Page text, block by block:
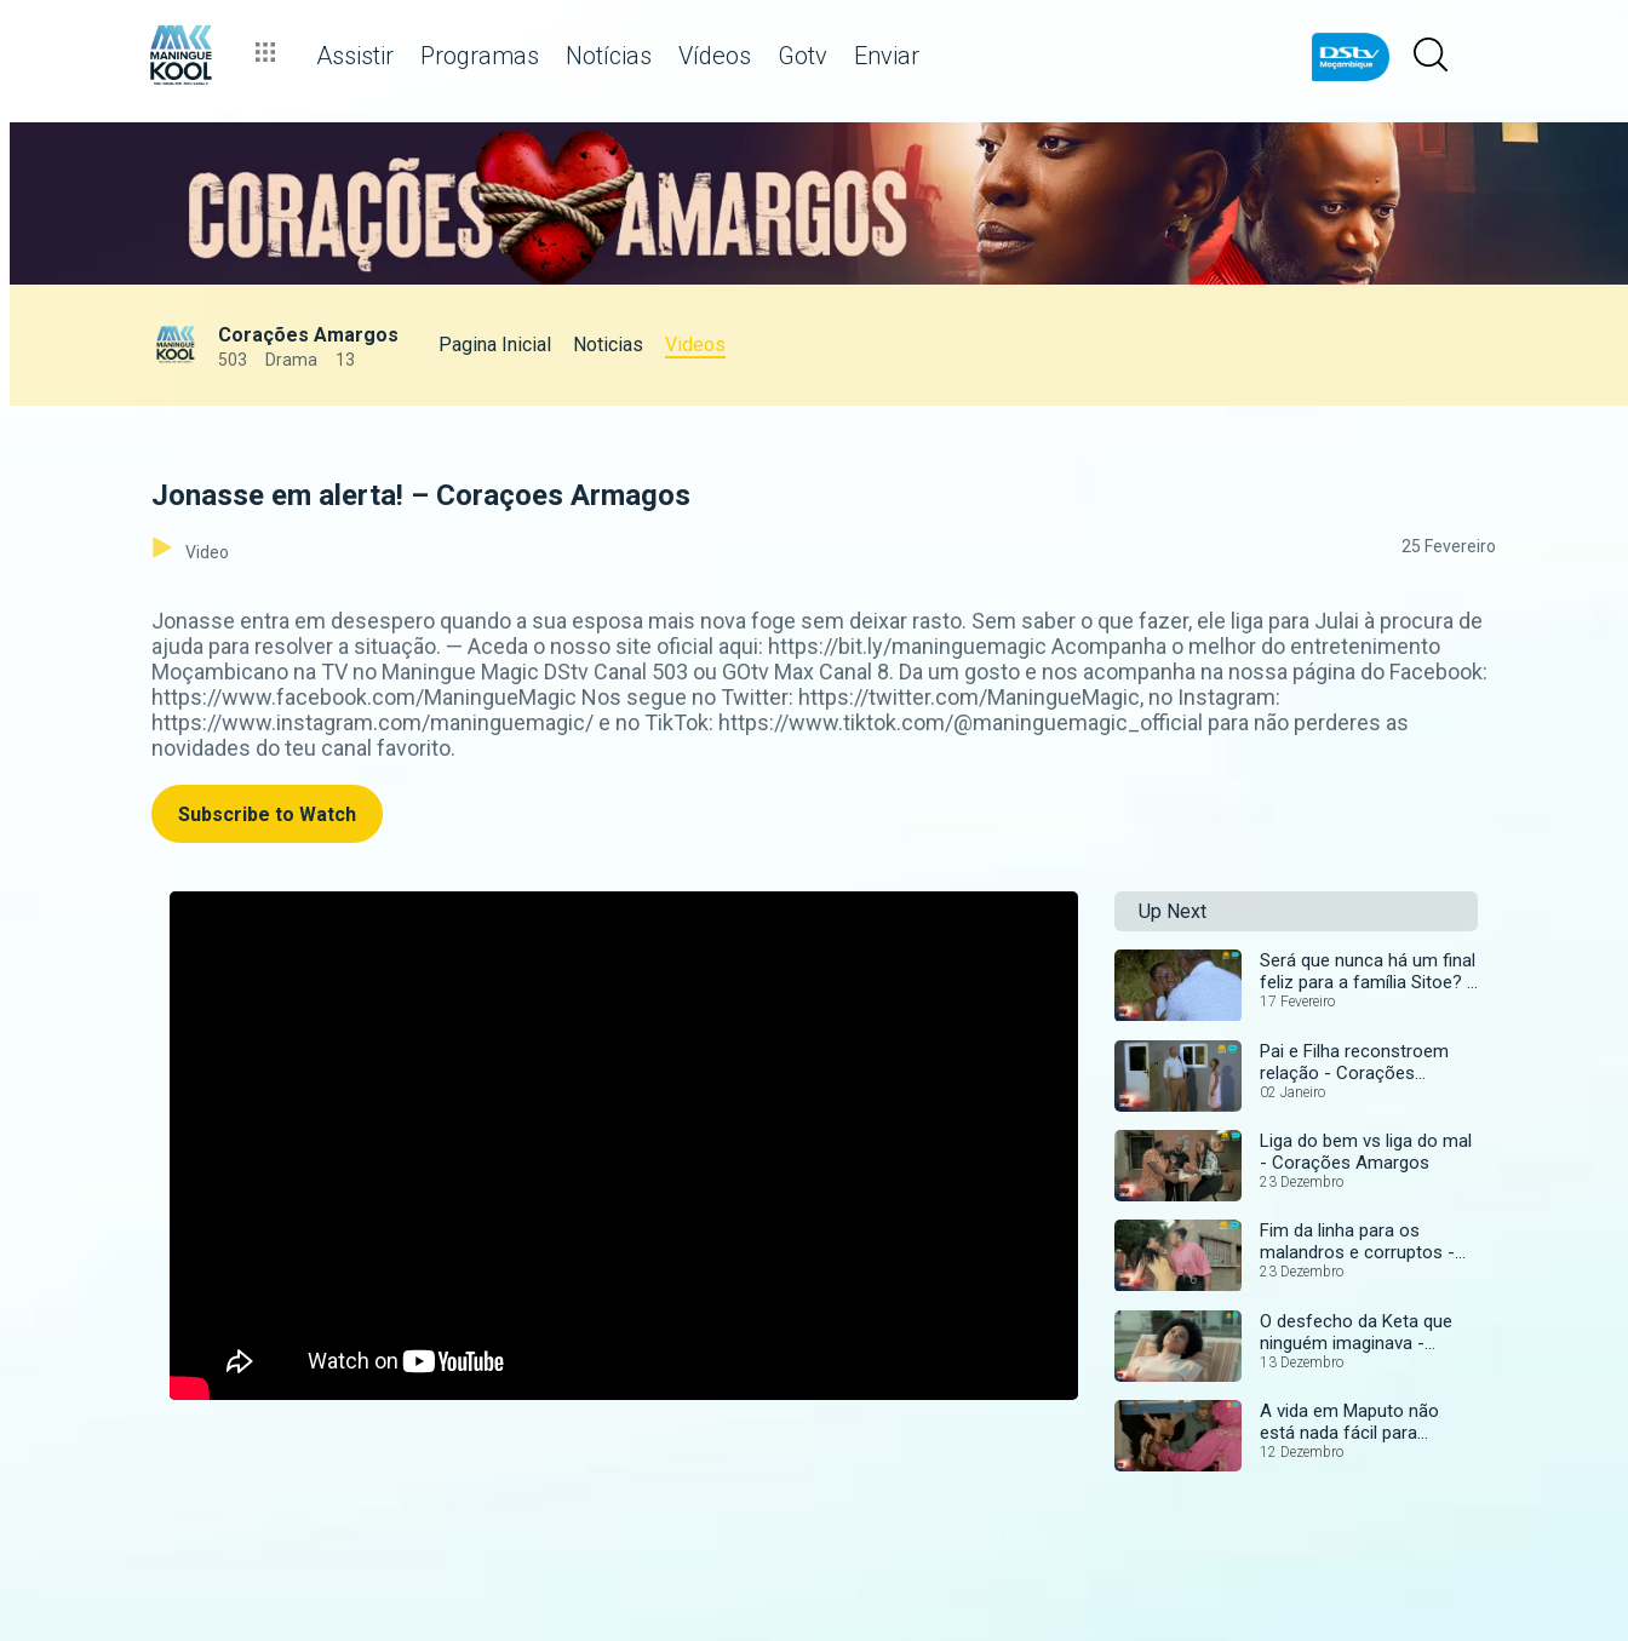
Assistir Programas Notícias Vídeos Gotv Enviar
Corações Amargos
503 Drama 13
Pagina Inicial Noticias Videos
Jonasse em alerta! – Coraçoes Armagos
Video 25 Fevereiro
Jonasse entra em desespero quando a sua esposa mais nova foge sem deixar rasto. Sem saber o que fazer, ele liga para Julai à procura de
ajuda para resolver a situação. — Aceda o nosso site oficial aqui: https://bit.ly/maninguemagic Acompanha o melhor do entretenimento
Moçambicano na TV no Maningue Magic DStv Canal 503 ou GOtv Max Canal 8. Da um gosto e nos acompanha na nossa página do Facebook:
https://www.facebook.com/ManingueMagic Nos segue no Twitter: https://twitter.com/ManingueMagic, no Instagram:
https://www.instagram.com/maninguemagic/ e no TikTok: https://www.tiktok.com/@maninguemagic_official para não perderes as
novidades do teu canal favorito.
Subscribe to Watch
Up Next
Será que nunca há um final
feliz para a família Sitoe? -
Corações Amargos
17 Fevereiro
Pai e Filha reconstroem
relação - Corações
Amargos
02 Janeiro
Liga do bem vs liga do mal
- Corações Amargos
23 Dezembro
Fim da linha para os
malandros e corruptos -
Corações Amargos
23 Dezembro
O desfecho da Keta que
ninguém imaginava -
Corações Amargos
13 Dezembro
A vida em Maputo não
está nada fácil para
Saquina - Corações
12 Dezembro